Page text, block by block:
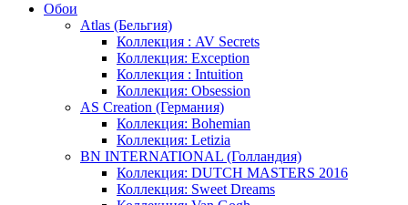
Обои
Atlas (Бельгия)
Коллекция : AV Secrets
Коллекция: Exception
Коллекция : Intuition
Коллекция: Obsession
AS Creation (Германия)
Коллекция: Bohemian
Коллекция: Letizia
BN INTERNATIONAL (Голландия)
Коллекция: DUTCH MASTERS 2016
Коллекция: Sweet Dreams